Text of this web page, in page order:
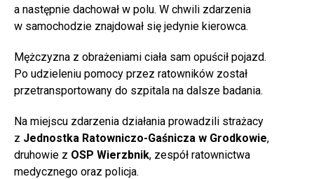
a następnie dachował w polu. W chwili zdarzenia
w samochodzie znajdował się jedynie kierowca.
Mężczyzna z obrażeniami ciała sam opuścił pojazd.
Po udzieleniu pomocy przez ratowników został
przetransportowany do szpitala na dalsze badania.
Na miejscu zdarzenia działania prowadzili strażacy
z Jednostka Ratowniczo-Gaśnicza w Grodkowie,
druhowie z OSP Wierzbnik, zespół ratownictwa
medycznego oraz policja.